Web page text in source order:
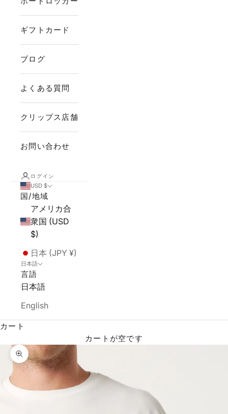
ギフトカード
ブログ
よくある質問
クリップス店舗
お問い合わせ
ログイン
USD $
国/地域
アメリカ合
衆国 (USD
$)
日本 (JPY ¥)
日本語
言語
日本語
English
カート
カートが空です
ズームイン